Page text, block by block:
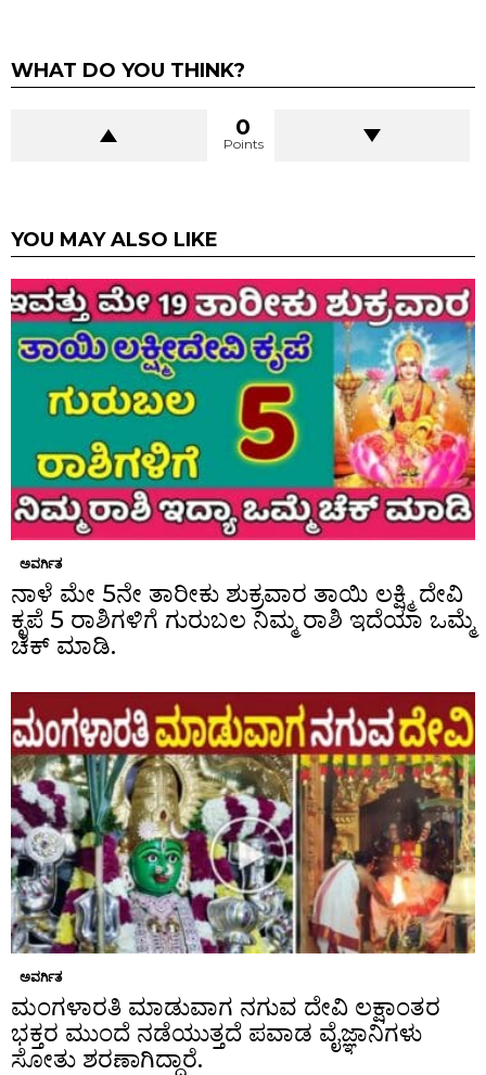
WHAT DO YOU THINK?
0
Points
YOU MAY ALSO LIKE
ಅವರ್ಗಿತ
ನಾಳೆ ಮೇ 5ನೇ ತಾರೀಕು ಶುಕ್ರವಾರ ತಾಯಿ ಲಕ್ಷ್ಮಿ ದೇವಿ
ಕೃಪೆ 5 ರಾಶಿಗಳಿಗೆ ಗುರುಬಲ ನಿಮ್ಮ ರಾಶಿ ಇದೆಯಾ ಒಮ್ಮೆ
ಚೆಕ್ ಮಾಡಿ.
ಅವರ್ಗಿತ
ಮಂಗಳಾರತಿ ಮಾಡುವಾಗ ನಗುವ ದೇವಿ ಲಕ್ಷಾಂತರ
ಭಕ್ತರ ಮುಂದೆ ನಡೆಯುತ್ತದೆ ಪವಾಡ ವೈಜ್ಞಾನಿಗಳು
ಸೋತು ಶರಣಾಗಿದ್ದಾರೆ.